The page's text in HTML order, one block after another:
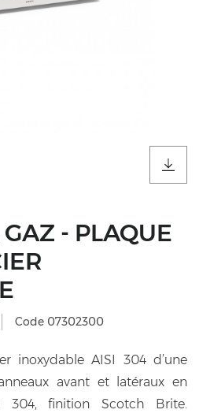
- PLAQUE
Code 07302300
inoxydable AISI 304 d’une
avant et latéraux en
304, finition Scotch Brite.